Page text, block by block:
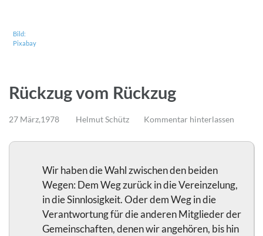
Bild:
Pixabay
Rückzug vom Rückzug
27 März,1978 Helmut Schütz Kommentar hinterlassen
Wir haben die Wahl zwischen den beiden
Wegen: Dem Weg zurück in die Vereinzelung,
in die Sinnlosigkeit. Oder dem Weg in die
Verantwortung für die anderen Mitglieder der
Gemeinschaften, denen wir angehören, bis hin